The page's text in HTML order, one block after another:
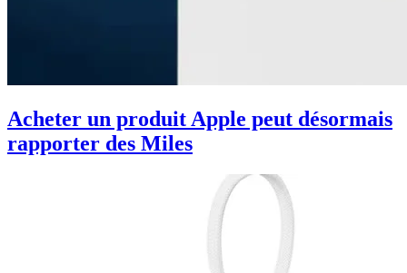
Acheter un produit Apple peut désormais
rapporter des Miles